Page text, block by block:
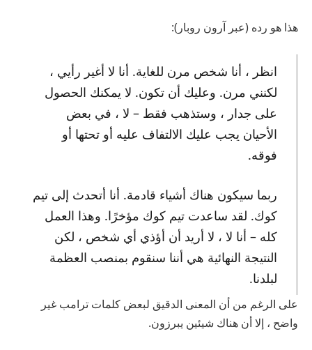
هذا هو رده (عبر آرون روبار):
انظر ، أنا شخص مرن للغاية. أنا لا أغير رأيي ،
لكنني مرن. وعليك أن تكون. لا يمكنك الحصول
على جدار ، وستذهب فقط – لا ، في بعض
الأحيان يجب عليك الالتفاف عليه أو تحتها أو
فوقه.
ربما سيكون هناك أشياء قادمة. أنا أتحدث إلى تيم
كوك. لقد ساعدت تيم كوك مؤخرًا. وهذا العمل
كله – أنا لا ، لا أريد أن أؤذي أي شخص ، لكن
النتيجة النهائية هي أننا سنقوم بمنصب العظمة
لبلدنا.
على الرغم من أن المعنى الدقيق لبعض كلمات ترامب غير
واضح ، إلا أن هناك شيئين يبرزون.